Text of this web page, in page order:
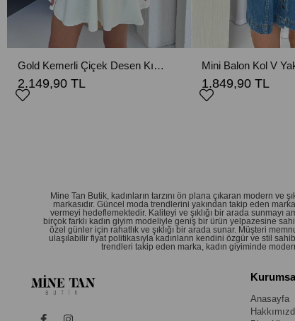
Gold Kemerli Çiçek Desen Kısa Elbise - Ekru
2.149,90 TL 1.849,90 TL
Mine Tan Butik, kadınların tarzını ön plana çıkaran modern ve
markasıdır. Güncel moda trendlerini yakından takip eden
vermeyi hedeflemektedir. Kaliteyi ve şıklığı bir arada
birçok farklı kadın giyim modeliyle geniş bir ürün yelpazesine
özel günler için rahatlık ve şıklığı bir arada sunar. Müşteri
ulaşılabilir fiyat politikasıyla kadınların kendini özgür ve stil
trendleri takip eden marka, kadın giyiminde
Anasayfa